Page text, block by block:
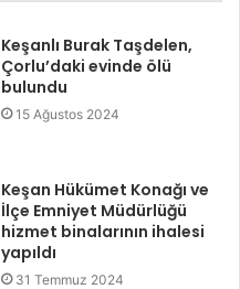
Keşanlı Burak Taşdelen,
Çorlu’daki evinde ölü
bulundu
15 Ağustos 2024
Keşan Hükümet Konağı ve
İlçe Emniyet Müdürlüğü
hizmet binalarının ihalesi
yapıldı
31 Temmuz 2024